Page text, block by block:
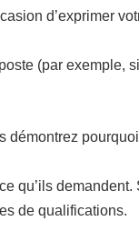
d’exprimer
(par exemple,
démontrez
qu’ils demandent.
de qualifications.